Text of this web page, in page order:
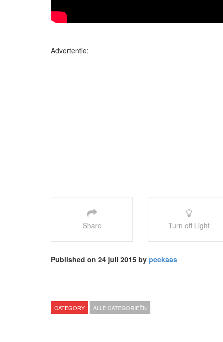
Advertentie:
Share Turn off Light
Published on 24 juli 2015 by peekaas
CATEGORY ALLE CATEGORIEËN